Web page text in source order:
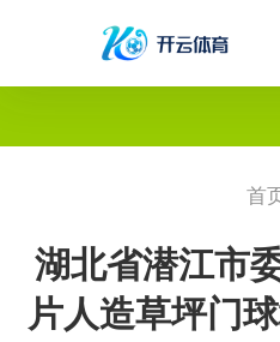
首
湖北省潜江市
片人造草坪门